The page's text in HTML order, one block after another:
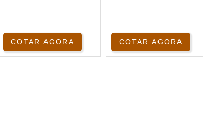
COTAR AGORA COTAR AGORA